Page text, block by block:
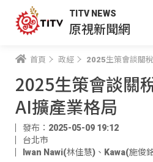
TITV NEWS
原視新聞網
首頁 政經 2025生策會談關
2025生策會談關
AI擴產業格局
發布：2025-05-09 19:12
台北市
Iwan Nawi(林佳慧) 、 Kawa(施俊